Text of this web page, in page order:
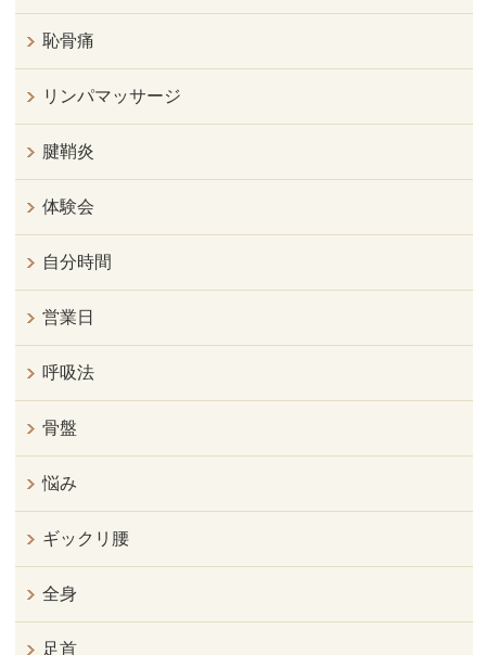
恥骨痛
リンパマッサージ
腱鞘炎
体験会
自分時間
営業日
呼吸法
骨盤
悩み
ギックリ腰
全身
足首